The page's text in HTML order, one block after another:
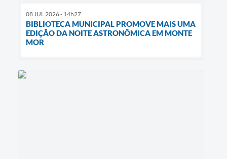
08 JUL 2026 - 14h27
BIBLIOTECA MUNICIPAL PROMOVE MAIS UMA
EDIÇÃO DA NOITE ASTRONÔMICA EM MONTE
MOR